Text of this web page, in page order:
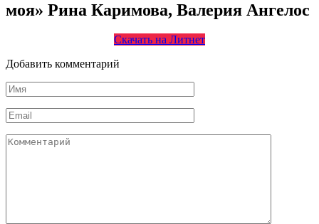
моя» Рина Каримова, Валерия Ангелос
Скачать на Литнет
Добавить комментарий
Имя
*
Email
*
Комментарий